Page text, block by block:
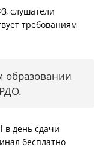
слушатели
требованиям
образовании
день сдачи
бесплатно